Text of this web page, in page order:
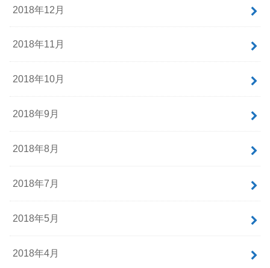
2018年12月
2018年11月
2018年10月
2018年9月
2018年8月
2018年7月
2018年5月
2018年4月